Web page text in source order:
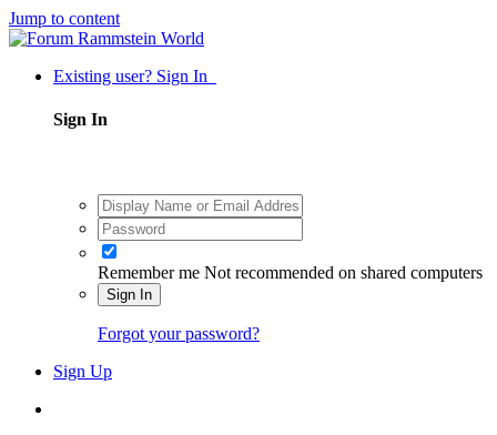
Jump to content
Existing user? Sign In
Sign In
Remember me Not recommended on shared computers
Sign In
Forgot your password?
Sign Up